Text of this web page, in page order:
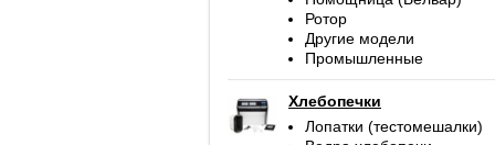
Ротор
Другие модели
Промышленные
Хлебопечки
Лопатки (тестомешалки)